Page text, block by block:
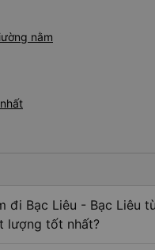
nằm
đi Bạc Liêu - Bạc Liêu
lượng tốt nhất?